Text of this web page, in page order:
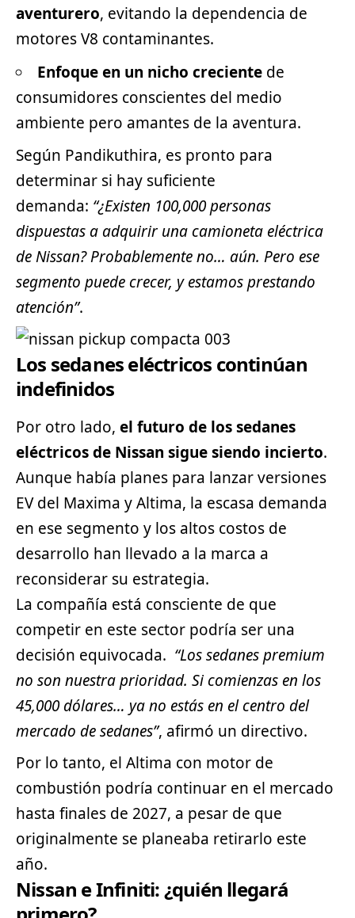
aventurero, evitando la dependencia de
motores V8 contaminantes.
Enfoque en un nicho creciente de
consumidores conscientes del medio
ambiente pero amantes de la aventura.
Según Pandikuthira, es pronto para
determinar si hay suficiente
demanda: “¿Existen 100,000 personas
dispuestas a adquirir una camioneta eléctrica
de Nissan? Probablemente no… aún. Pero ese
segmento puede crecer, y estamos prestando
atención”.
Los sedanes eléctricos continúan
indefinidos
Por otro lado, el futuro de los sedanes
eléctricos de Nissan sigue siendo incierto.
Aunque había planes para lanzar versiones
EV del Maxima y Altima, la escasa demanda
en ese segmento y los altos costos de
desarrollo han llevado a la marca a
reconsiderar su estrategia.
La compañía está consciente de que
competir en este sector podría ser una
decisión equivocada. “Los sedanes premium
no son nuestra prioridad. Si comienzas en los
45,000 dólares… ya no estás en el centro del
mercado de sedanes”, afirmó un directivo.
Por lo tanto, el Altima con motor de
combustión podría continuar en el mercado
hasta finales de 2027, a pesar de que
originalmente se planeaba retirarlo este
año.
Nissan e Infiniti: ¿quién llegará